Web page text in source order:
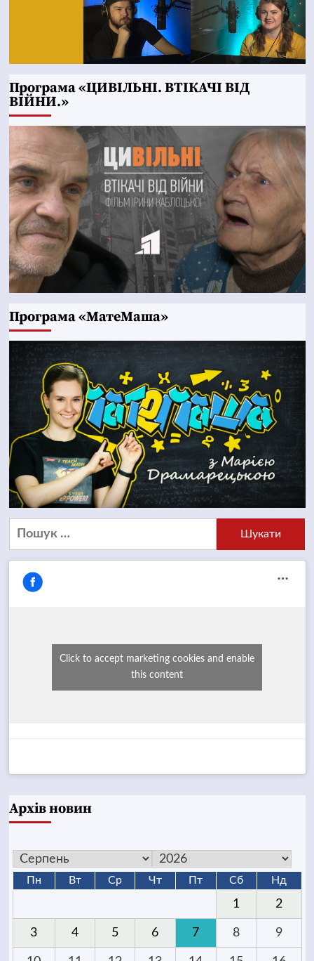
Програма «ЦИВІЛЬНІ. ВТІКАЧІ ВІД
ВІЙНИ.»
Програма «МатеМаша»
Пошук:
Click to accept marketing cookies and enable
this content
Архів новин
Пн Вт Ср Чт Пт Сб Нд
1 2
3 4 5 6 7 8 9